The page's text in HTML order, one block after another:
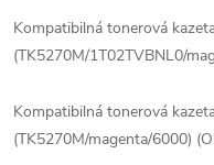
Kompatibilná tonerová
(TK5270M/1T02TVBNL0/
Kompatibilná tonerová
(TK5270M/magenta/6000)